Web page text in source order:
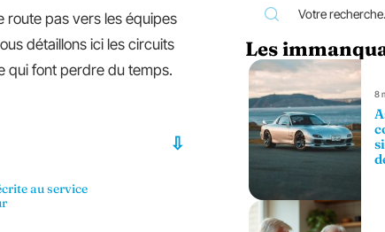
route pas vers les équipes
détaillons ici les circuits
qui font perdre du temps.
au service
Les
8